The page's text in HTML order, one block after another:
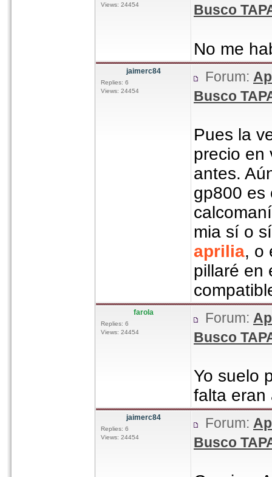
Views: 24454
Busco
No me
jaimerc84
Replies: 6
Views: 24454
Forum:
Busco
Pues la
precio en
antes.
gp800 es
mia sí o
aprilia, o
pillaré en
farola
Replies: 6
Views: 24454
Forum:
Busco
Yo suelo
falta
jaimerc84
Replies: 6
Views: 24454
Forum:
Busco